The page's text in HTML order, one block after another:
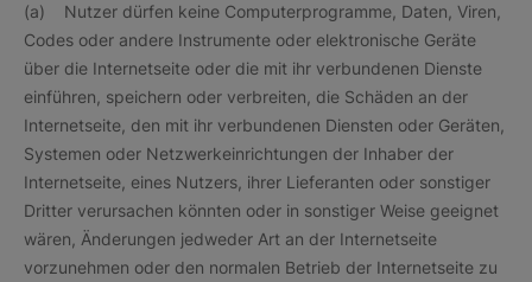
(a) Nutzer dürfen keine Computerprogramme, Daten, Viren,
Codes oder andere Instrumente oder elektronische Geräte
über die Internetseite oder die mit ihr verbundenen Dienste
einführen, speichern oder verbreiten, die Schäden an der
Internetseite, den mit ihr verbundenen Diensten oder Geräten,
Systemen oder Netzwerkeinrichtungen der Inhaber der
Internetseite, eines Nutzers, ihrer Lieferanten oder sonstiger
Dritter verursachen könnten oder in sonstiger Weise geeignet
wären, Änderungen jedweder Art an der Internetseite
vorzunehmen oder den normalen Betrieb der Internetseite zu